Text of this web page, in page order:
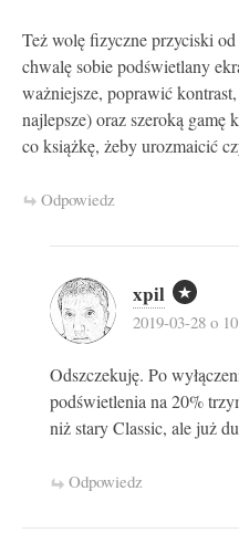
Też wolę fizyczne przyciski
chwalę sobie podświetlany
ważniejsze, poprawić
najlepsze) oraz szeroką
co książkę, żeby urozmaicić
Odpowiedz
xpil
2019-03-28 o
Odszczekuję. Po
podświetlenia na 20%
niż stary Classic, ale już
Odpowiedz